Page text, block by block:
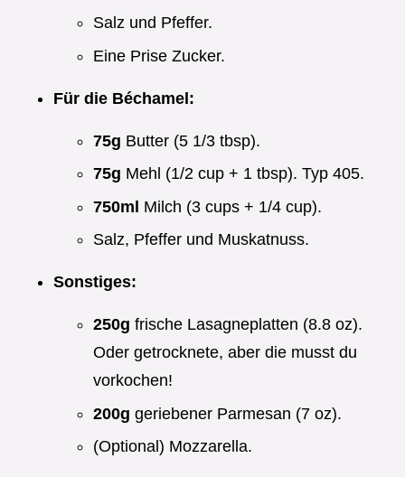
Salz und Pfeffer.
Eine Prise Zucker.
Für die Béchamel:
75g Butter (5 1/3 tbsp).
75g Mehl (1/2 cup + 1 tbsp). Typ 405.
750ml Milch (3 cups + 1/4 cup).
Salz, Pfeffer und Muskatnuss.
Sonstiges:
250g frische Lasagneplatten (8.8 oz).
Oder getrocknete, aber die musst du
vorkochen!
200g geriebener Parmesan (7 oz).
(Optional) Mozzarella.